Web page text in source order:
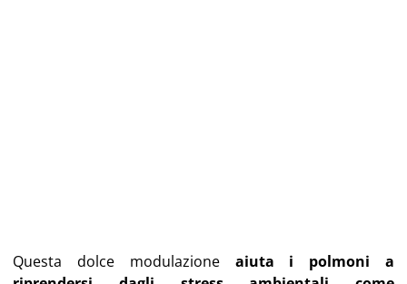
Questa dolce modulazione aiuta i polmoni a